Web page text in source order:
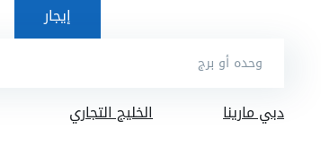
إيجار
دبي مارينا الخليج التجاري